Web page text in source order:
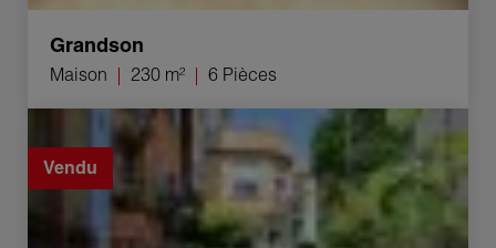
Grandson
Maison 230 m² 6 Pièces
Vente Maison Grandson 6.5 Pièces 250 m²
Vendu